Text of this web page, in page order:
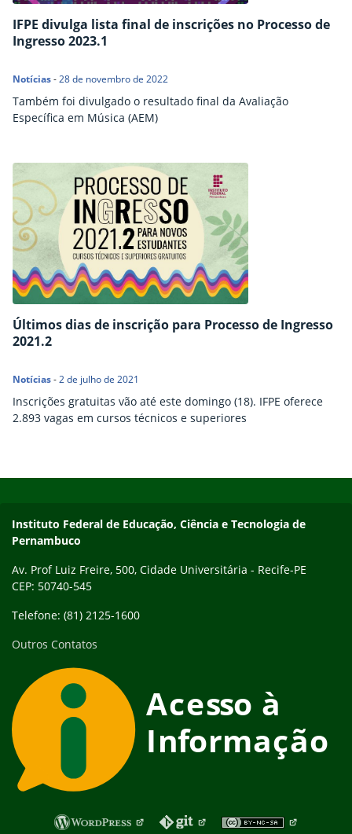
IFPE divulga lista final de inscrições no Processo de
Ingresso 2023.1
Notícias-28 de novembro de 2022
Também foi divulgado o resultado final da Avaliação
Específica em Música (AEM)
Últimos dias de inscrição para Processo de Ingresso
2021.2
Notícias-2 de julho de 2021
Inscrições gratuitas vão até este domingo (18). IFPE oferece
2.893 vagas em cursos técnicos e superiores
Instituto Federal de Educação, Ciência e Tecnologia de
Pernambuco
Av. Prof Luiz Freire, 500, Cidade Universitária - Recife-PE
CEP: 50740-545
Telefone: (81) 2125-1600
Outros Contatos